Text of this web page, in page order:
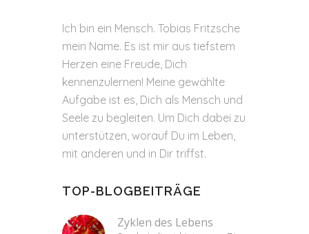
Ich bin ein Mensch. Tobias Fritzsche
mein Name. Es ist mir aus tiefstem
Herzen eine Freude, Dich
kennenzulernen! Meine gewählte
Aufgabe ist es, Dich als Mensch und
Seele zu begleiten. Um Dich dabei zu
unterstützen, worauf Du im Leben,
mit anderen und in Dir triffst.
TOP-BLOGBEITRÄGE
Zyklen des Lebens